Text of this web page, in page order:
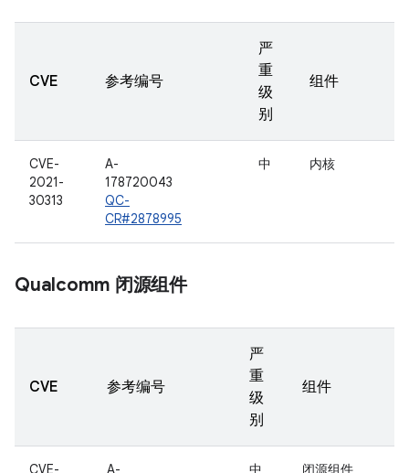
CVE 参考编号
严
重
级
别
组件
CVE-
2021-
30313
A-
178720043
QC-
CR#2878995
中 内核
Qualcomm 闭源组件
CVE 参考编号
严
重
级
别
组件
CVE- A- 中 闭源组件